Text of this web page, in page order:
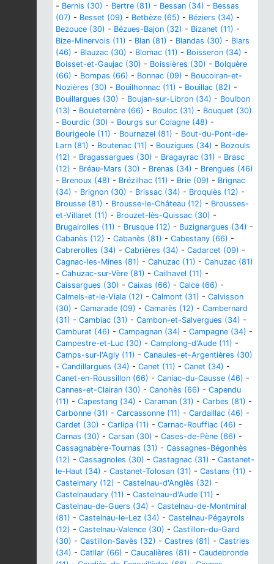
- Bernis (30) - Bertre (81) - Bessan (34) - Bessas
(07) - Besset (09) - Betbèze (65) - Béziers (34) -
Bezouce (30) - Bézues-Bajon (32) - Bizanet (11) -
Bize-Minervois (11) - Blan (81) - Blandas (30) - Blars
(46) - Blauzac (30) - Blomac (11) - Boisseron (34) -
Boisset-et-Gaujac (30) - Boissières (30) - Bolquère
(66) - Bompas (66) - Bonnac (09) - Boucoiran-et-
Nozières (30) - Bouilhonnac (11) - Bouillac (82) -
Bouillargues (30) - Boujan-sur-Libron (34) - Boulbon
(13) - Bouleternère (66) - Bouloc (31) - Bouquet (30)
- Bourdic (30) - Bourgs sur Colagne (48) -
Bourigeole (11) - Bournazel (81) - Bout-du-Pont-de-
Larn (81) - Boutenac (11) - Bouzigues (34) - Bozouls
(12) - Bragassargues (30) - Bragayrac (31) - Brasc
(12) - Bréau-Mars (30) - Brenas (34) - Brengues (46)
- Brenoux (48) - Brézilhac (11) - Brie (09) - Brignac
(34) - Brignon (30) - Brissac (34) - Broquiès (12) -
Brousse (81) - Brousse-le-Château (12) - Brousses-
et-Villaret (11) - Brouzet-lès-Quissac (30) -
Brugairolles (11) - Brusque (12) - Buzignargues (34) -
Cabanès (12) - Cabanès (81) - Cabestany (66) -
Cabrerolles (34) - Cabrières (34) - Cadarcet (09) -
Cagnac-les-Mines (81) - Cahuzac (11) - Cahuzac (81)
- Cahuzac-sur-Vère (81) - Cailhavel (11) -
Caissargues (30) - Caixas (66) - Calce (66) -
Calmels-et-le-Viala (12) - Calmont (31) - Calvisson
(30) - Camarade (09) - Camarès (12) - Cambernard
(31) - Cambiac (31) - Cambon-et-Salvergues (34) -
Camburat (46) - Campagnan (34) - Campagne (34) -
Campestre-et-Luc (30) - Camplong-d'Aude (11) -
Camps-sur-l'Agly (11) - Canaules-et-Argentières (30)
- Candillargues (34) - Canet (11) - Canet (34) -
Canet-en-Roussillon (66) - Caniac-du-Causse (46) -
Cannes-et-Clairan (30) - Canohès (66) - Capendu
(11) - Capestang (34) - Caraman (31) - Carbes (81) -
Carbonne (31) - Carcassonne (11) - Cardaillac (46) -
Cardet (30) - Carlipa (11) - Carnac-Rouffiac (46) -
Carnas (30) - Carsan (30) - Cases-de-Pène (66) -
Cassagnabère-Tournas (31) - Cassagnes-Bégonhès
(12) - Cassagnoles (30) - Castagnac (31) - Castanet-
le-Haut (34) - Castanet-Tolosan (31) - Castans (11) -
Castelmary (12) - Castelnau-d'Anglès (32) -
Castelnaudary (11) - Castelnau-d'Aude (11) -
Castelnau-de-Guers (34) - Castelnau-de-Montmiral
(81) - Castelnau-le-Lez (34) - Castelnau-Pégayrols
(12) - Castelnau-Valence (30) - Castillon-du-Gard
(30) - Castillon-Savès (32) - Castres (81) - Castries
(34) - Catllar (66) - Caucalières (81) - Caudebronde